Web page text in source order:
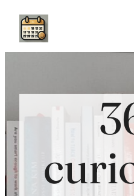
Aller
contenu